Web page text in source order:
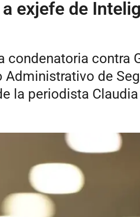
exjefe de
contra
de
la periodista